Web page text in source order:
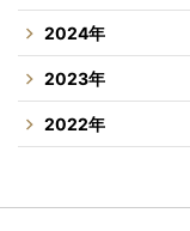
2024年
2023年
2022年